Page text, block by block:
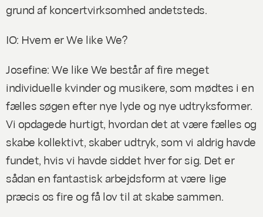
grund af koncertvirksomhed andetsteds.
IO: Hvem er We like We?
Josefine: We like We består af fire meget
individuelle kvinder og musikere, som mødtes i en
fælles søgen efter nye lyde og nye udtryksformer.
Vi opdagede hurtigt, hvordan det at være fælles og
skabe kollektivt, skaber udtryk, som vi aldrig havde
fundet, hvis vi havde siddet hver for sig. Det er
sådan en fantastisk arbejdsform at være lige
præcis os fire og få lov til at skabe sammen.